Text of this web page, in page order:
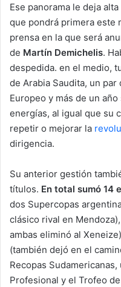
Ese panorama le deja
que pondrá primera este
prensa en la que será
de Martín Demichelis.
despedida. en el medio,
de Arabia Saudita, un
Europeo y más de un
energías, al igual que su
repetir o mejorar la
dirigencia.
Su anterior gestión
títulos. En total sumó 14
dos Supercopas
clásico rival en
ambas eliminó al
(también dejó en el
Recopas
Profesional y el Trofeo